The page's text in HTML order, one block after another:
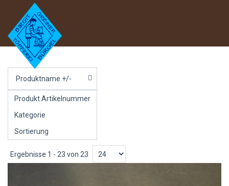
Produktname +/-
Produkt Artikelnummer
Kategorie
Sortierung
Ergebnisse 1 - 23 von 23